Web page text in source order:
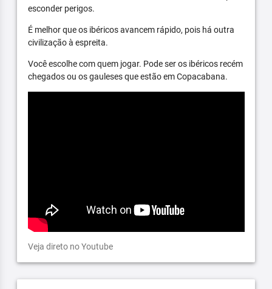
esconder perigos.
É melhor que os ibéricos avancem rápido, pois há outra
civilização à espreita.
Você escolhe com quem jogar. Pode ser os ibéricos recém
chegados ou os gauleses que estão em Copacabana.
Veja direto no Youtube